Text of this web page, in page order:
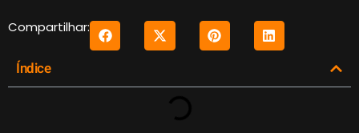
Compartilhar:
Índice